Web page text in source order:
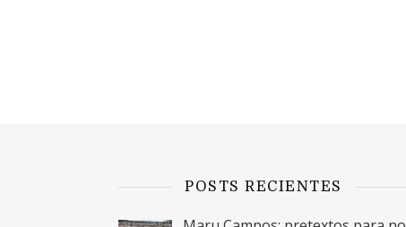
POSTS RECIENTES